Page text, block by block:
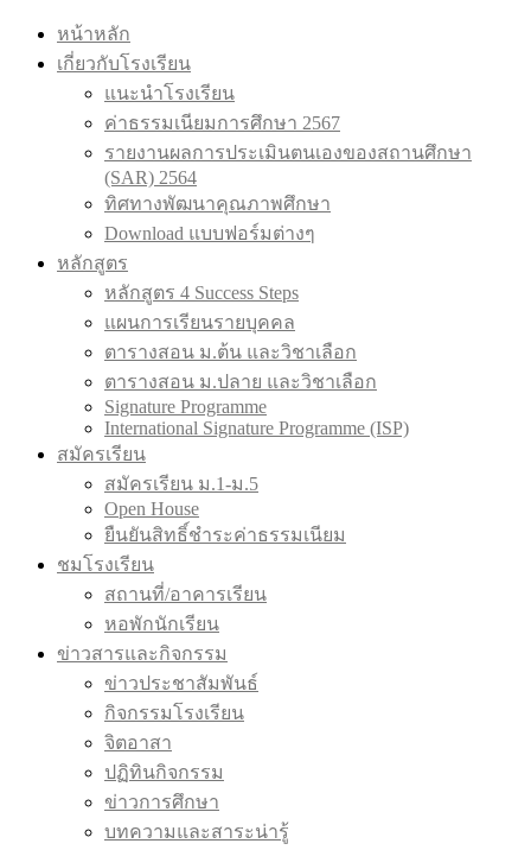
หน้าหลัก
เกี่ยวกับโรงเรียน
แนะนำโรงเรียน
ค่าธรรมเนียมการศึกษา 2567
รายงานผลการประเมินตนเองของสถานศึกษา
(SAR) 2564
ทิศทางพัฒนาคุณภาพศึกษา
Download แบบฟอร์มต่างๆ
หลักสูตร
หลักสูตร 4 Success Steps
แผนการเรียนรายบุคคล
ตารางสอน ม.ต้น และวิชาเลือก
ตารางสอน ม.ปลาย และวิชาเลือก
Signature Programme
International Signature Programme (ISP)
สมัครเรียน
สมัครเรียน ม.1-ม.5
Open House
ยืนยันสิทธิ์ชำระค่าธรรมเนียม
ชมโรงเรียน
สถานที่/อาคารเรียน
หอพักนักเรียน
ข่าวสารและกิจกรรม
ข่าวประชาสัมพันธ์
กิจกรรมโรงเรียน
จิตอาสา
ปฏิทินกิจกรรม
ข่าวการศึกษา
บทความและสาระน่ารู้